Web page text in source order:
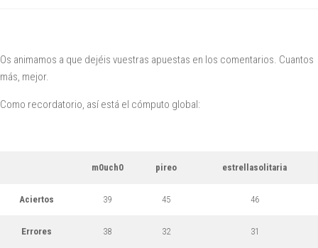
Os animamos a que dejéis vuestras apuestas en los comentarios. Cuantos
más, mejor.
Como recordatorio, así está el cómputo global:
m0uch0 pireo estrellasolitaria
Aciertos 39 45 46
Errores 38 32 31